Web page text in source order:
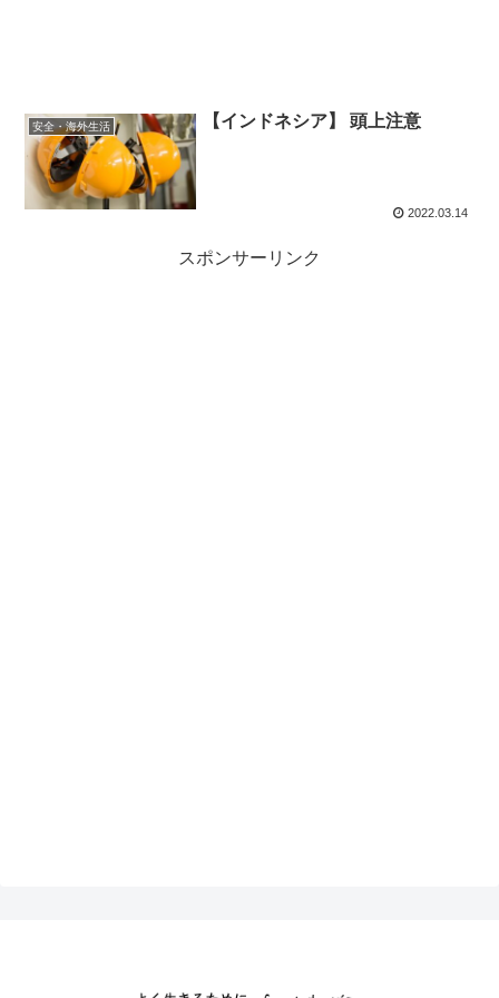
安全・海外生活 【インドネシア】 頭上注意
2022.03.14
スポンサーリンク